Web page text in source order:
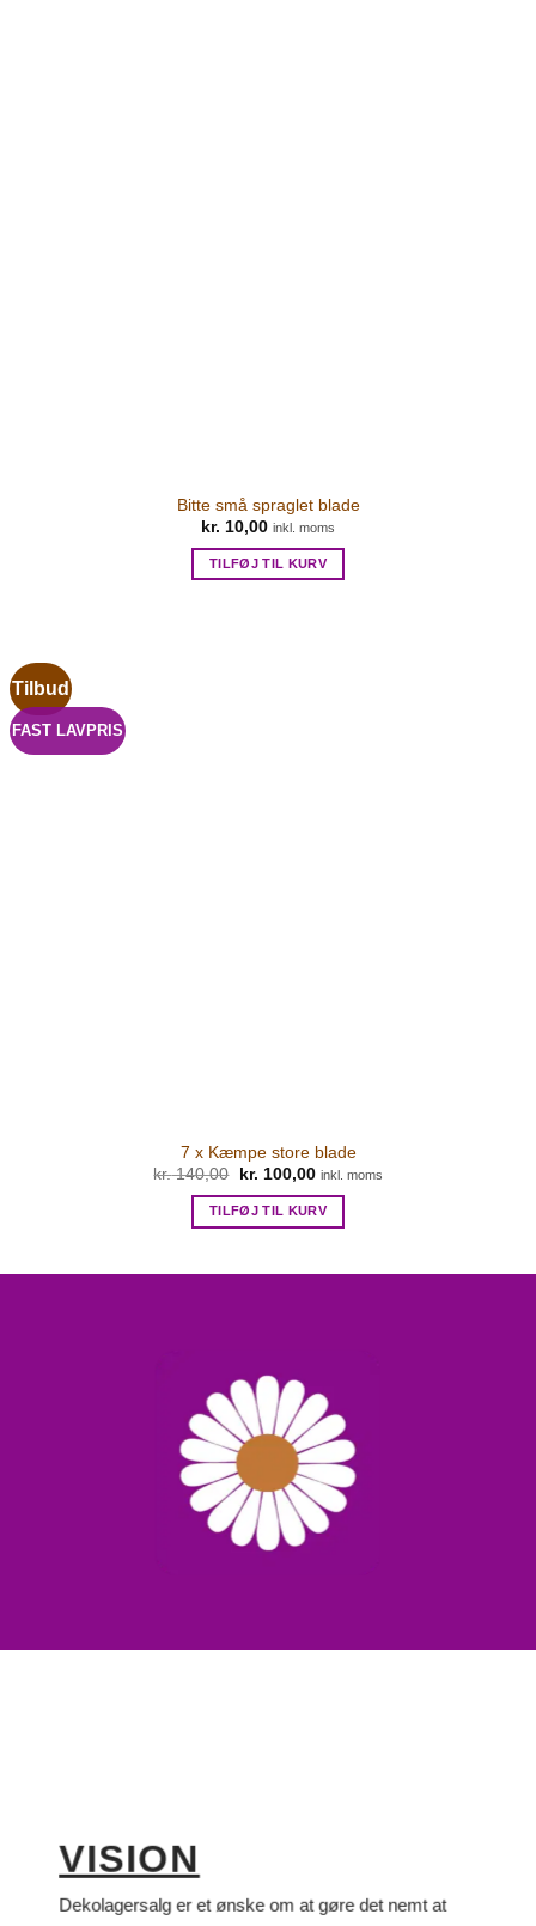
Bitte små spraglet blade
kr. 10,00 inkl. moms
TILFØJ TIL KURV
Tilbud
FAST LAVPRIS
7 x Kæmpe store blade
kr.140,00
Den
pris
var:
kr. 100,00Den
pris
er:
inkl. moms
TILFØJ TIL KURV
VISION
Dekolagersalg er et ønske om at gøre det nemt at